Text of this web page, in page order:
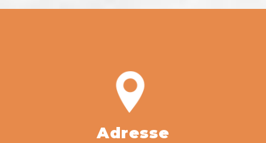
Adresse